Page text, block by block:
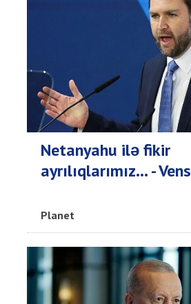
Netanyahu ilə fikir
ayrılıqlarımız… - Vens
Planet